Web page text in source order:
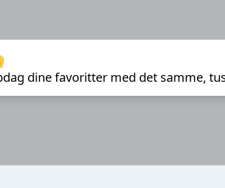
dine favoritter med det samme,